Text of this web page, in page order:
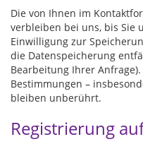
Die von Ihnen im
verbleiben bei uns, bis Sie
Einwilligung zur
die Datenspeicherung
Bearbeitung Ihrer
Bestimmungen –
bleiben unberührt.
Registrierung